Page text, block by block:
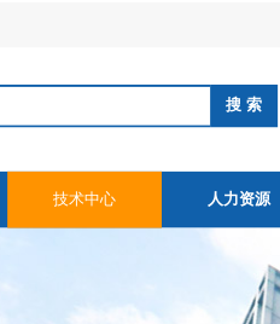
技术中心 人力资源